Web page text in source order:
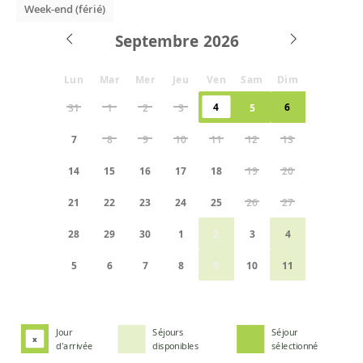
Week-end (férié)
Septembre
Lun Mar Mer Jeu Ven Sam Dim
31 1 2 3 4 5 6
7 8 9 10 11 12 13
14 15 16 17 18 19 20
21 22 23 24 25 26 27
28 29 30 1 2 3 4
5 6 7 8 9 10 11
x
Jour
d'arrivée
Séjours
disponibles
Séjour
sélectionné